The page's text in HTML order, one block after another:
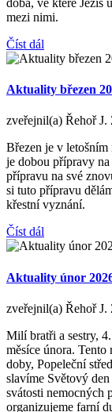
mezi nimi.
Číst dál
Aktuality březen
zveřejnil(a) Řehoř J.
Březen je v letošním
je dobou přípravy
přípravu na své
si tuto přípravu
křestní vyznání.
Číst dál
Aktuality únor
zveřejnil(a) Řehoř J.
Milí bratři a sestry,
měsíce února. Tento
doby, Popeleční
slavíme Světový
svátosti nemocných
organizujeme farní